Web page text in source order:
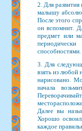
2. Для
малышу
После этого
он вспомнит.
предмет или
способностями.
3. Для
взять из любой
нарисовано.
начала
Далее вы
Хорошо
каждое